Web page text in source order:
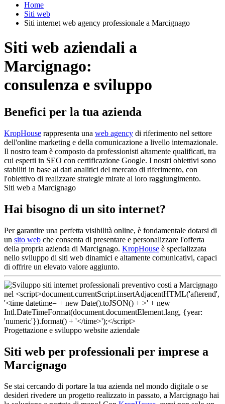
Home
Siti web
Siti internet web agency professionale a Marcignago
Siti web aziendali a
Marcignago:
consulenza e sviluppo
Benefici per la tua azienda
KropHouse rappresenta una web agency di riferimento nel settore
dell'online marketing e della comunicazione a livello internazionale.
Il nostro team è composto da professionisti altamente qualificati, tra
cui esperti in SEO con certificazione Google. I nostri obiettivi sono
stabiliti in base ai dati analitici del mercato di riferimento, con
l'obiettivo di realizzare strategie mirate al loro raggiungimento.
Siti web a Marcignago
Hai bisogno di un sito internet?
Per garantire una perfetta visibilità online, è fondamentale dotarsi di
un sito web che consenta di presentare e personalizzare l'offerta
della propria azienda di Marcignago. KropHouse è specializzata
nello sviluppo di siti web dinamici e altamente comunicativi, capaci
di offrire un elevato valore aggiunto.
Progettazione e sviluppo website aziendale
Siti web per professionali per imprese a
Marcignago
Se stai cercando di portare la tua azienda nel mondo digitale o se
desideri rivedere un progetto realizzato in passato, a Marcignago hai